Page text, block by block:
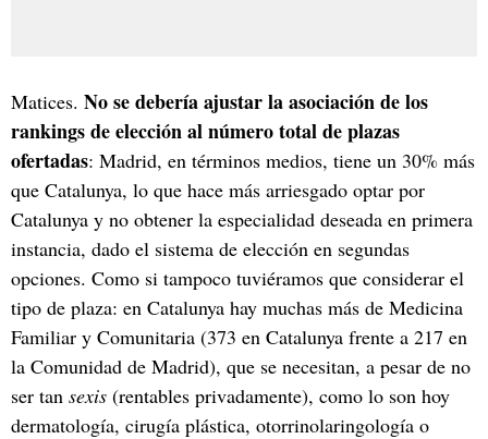
Matices. No se debería ajustar la asociación de los
rankings de elección al número total de plazas
ofertadas: Madrid, en términos medios, tiene un 30% más
que Catalunya, lo que hace más arriesgado optar por
Catalunya y no obtener la especialidad deseada en primera
instancia, dado el sistema de elección en segundas
opciones. Como si tampoco tuviéramos que considerar el
tipo de plaza: en Catalunya hay muchas más de Medicina
Familiar y Comunitaria (373 en Catalunya frente a 217 en
la Comunidad de Madrid), que se necesitan, a pesar de no
ser tan sexis (rentables privadamente), como lo son hoy
dermatología, cirugía plástica, otorrinolaringología o